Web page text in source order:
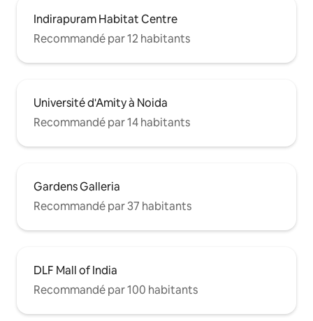
Indirapuram Habitat Centre
Recommandé par 12 habitants
Université d'Amity à Noida
Recommandé par 14 habitants
Gardens Galleria
Recommandé par 37 habitants
DLF Mall of India
Recommandé par 100 habitants